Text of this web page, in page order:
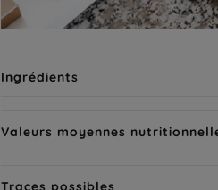
Ingrédients
Valeurs moyennes
Traces possibles